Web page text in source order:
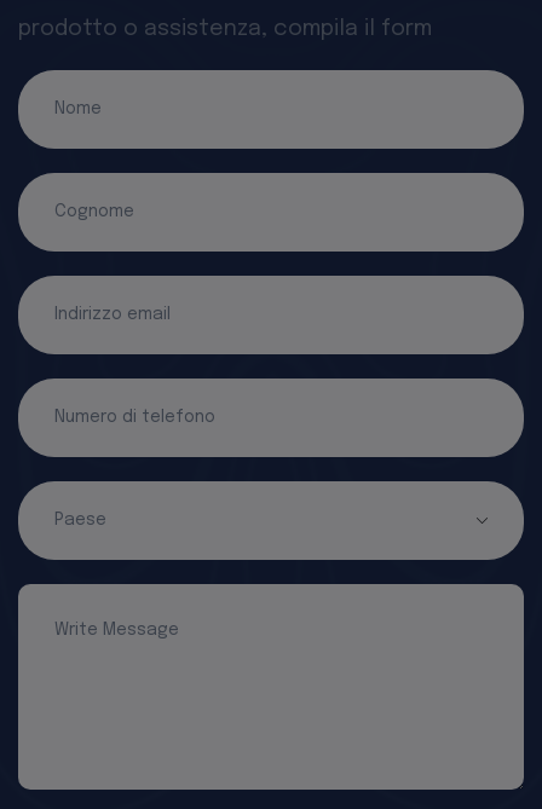
prodotto o assistenza, compila il form
Nome
Cognome
Indirizzo email
Numero di telefono